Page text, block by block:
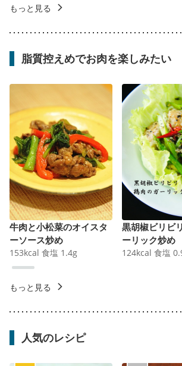
もっと見る
脂質控えめでお肉を楽しみたい
牛肉と小松菜のオイスタ
ーソース炒め
153kcal 食塩 1.4g
黒胡椒ビリビ
ーリック炒め
124kcal 食塩
もっと見る
人気のレシピ